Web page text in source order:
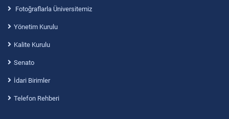
Fotoğraflarla Üniversitemiz
Yönetim Kurulu
Kalite Kurulu
Senato
İdari Birimler
Telefon Rehberi